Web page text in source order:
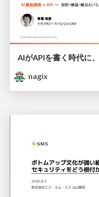
AIがAPIを書く時代に
nagix